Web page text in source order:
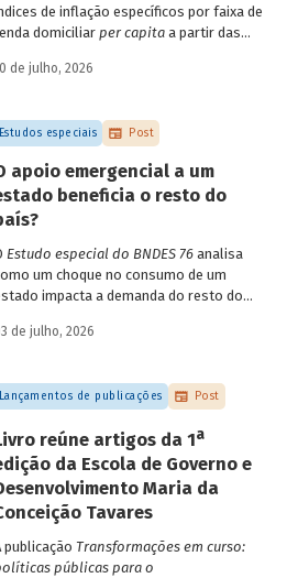
de inflação específicos por faixa de
domiciliar per capitaa partir das
às variações de preços dos
os microdados da Pnad Contínua
para analisar a evolução da renda dos
de julho, 2026
Estudos especiais Post
apoio emergencial a um
beneficia o resto do
Estudo especial do BNDES 76analisa
um choque no consumo de um
impacta a demanda do resto do
do Sul.
de julho, 2026
Lançamentos de publicações Post
reúne artigos da 1a
da Escola de Governo e
Maria da
Tavares
publicação Transformações em curso:
públicas para o